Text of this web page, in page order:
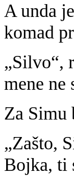
A unda
komad
„Silvo“,
mene ne
Za Simu
„Zašto,
Bojka, ti